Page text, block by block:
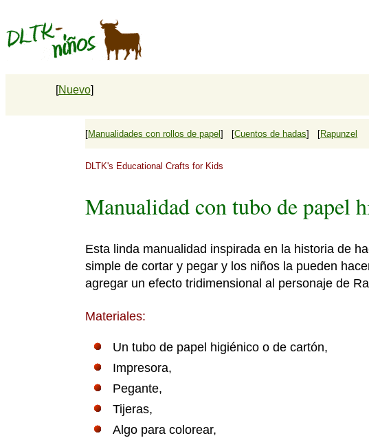
[Nuevo]
[Manualidades con rollos de papel] [Cuentos de hadas] [Rapunzel
DLTK's Educational Crafts for Kids
Manualidad con tubo de papel
Esta linda manualidad inspirada en la historia de
simple de cortar y pegar y los niños la pueden
agregar un efecto tridimensional al personaje de
Materiales:
Un tubo de papel higiénico o de cartón,
Impresora,
Pegante,
Tijeras,
Algo para colorear,